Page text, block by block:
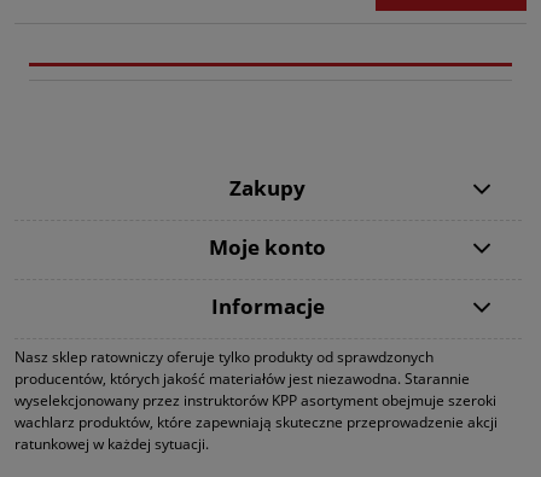
Zakupy
Moje konto
Informacje
Nasz sklep ratowniczy oferuje tylko produkty od sprawdzonych
producentów, których jakość materiałów jest niezawodna. Starannie
wyselekcjonowany przez instruktorów KPP asortyment obejmuje szeroki
wachlarz produktów, które zapewniają skuteczne przeprowadzenie akcji
ratunkowej w każdej sytuacji.